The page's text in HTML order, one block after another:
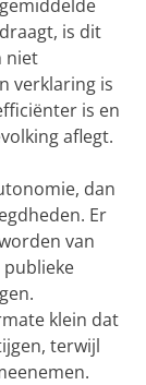
is dit
niet
verklaring is
is en
aflegt.
dan
Er
van
klein dat
terwijl